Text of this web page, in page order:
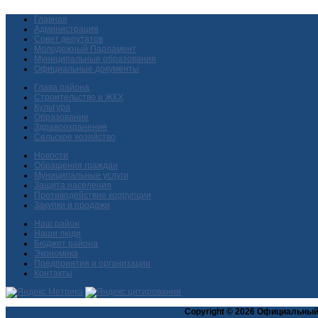
Главная
Администрация
Совет депутатов
Молодежный Парламент
Муниципальные образования
Официальные документы
Глава района
Строительство и ЖКХ
Культура
Образование
Здравоохранение
Сельское хозяйство
Новости
Обращения граждан
Муниципальные услуги
Защита населения
Противодействие коррупции
Закупки и продажи
Наш район
Наши люди
Бюджет района
Экономика
Предприятия и организации
Контакты
Copyright © 2026 Официальный